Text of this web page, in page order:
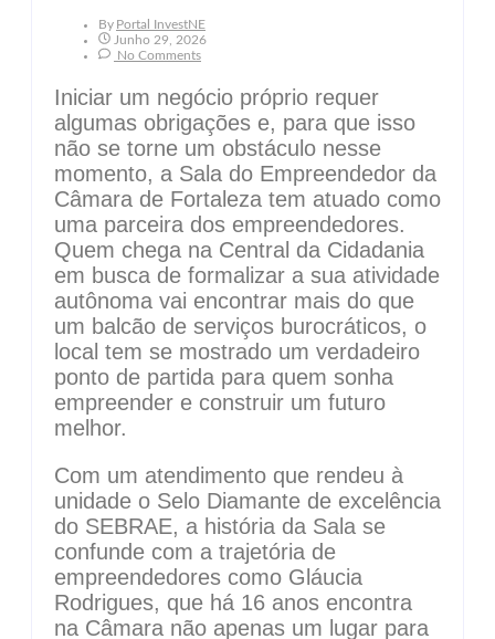
By Portal InvestNE
Junho 29, 2026
No Comments
Iniciar um negócio próprio requer
algumas obrigações e, para que isso
não se torne um obstáculo nesse
momento, a Sala do Empreendedor da
Câmara de Fortaleza tem atuado como
uma parceira dos empreendedores.
Quem chega na Central da Cidadania
em busca de formalizar a sua atividade
autônoma vai encontrar mais do que
um balcão de serviços burocráticos, o
local tem se mostrado um verdadeiro
ponto de partida para quem sonha
empreender e construir um futuro
melhor.
Com um atendimento que rendeu à
unidade o Selo Diamante de excelência
do SEBRAE, a história da Sala se
confunde com a trajetória de
empreendedores como Gláucia
Rodrigues, que há 16 anos encontra
na Câmara não apenas um lugar para